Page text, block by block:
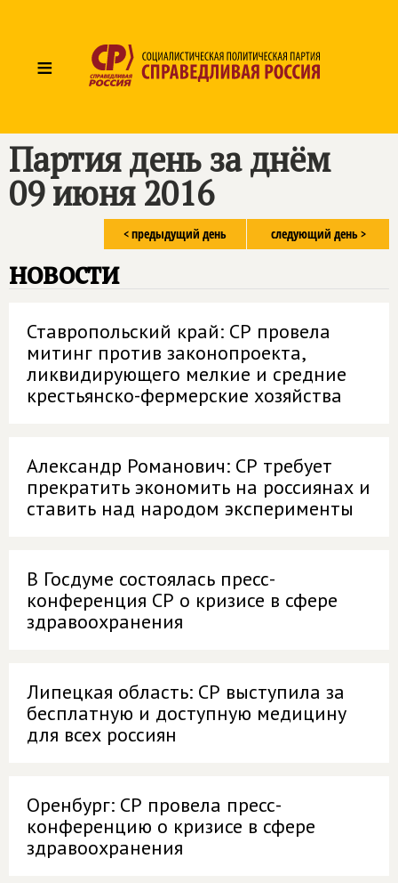
≡
Партия день за днём
09 июня 2016
следующий день >
< предыдущий день
новости
Ставропольский край: СР провела
митинг против законопроекта,
ликвидирующего мелкие и средние
крестьянско-фермерские хозяйства
Александр Романович: СР требует
прекратить экономить на россиянах и
ставить над народом эксперименты
В Госдуме состоялась пресс-
конференция СР о кризисе в сфере
здравоохранения
Липецкая область: СР выступила за
бесплатную и доступную медицину
для всех россиян
Оренбург: СР провела пресс-
конференцию о кризисе в сфере
здравоохранения